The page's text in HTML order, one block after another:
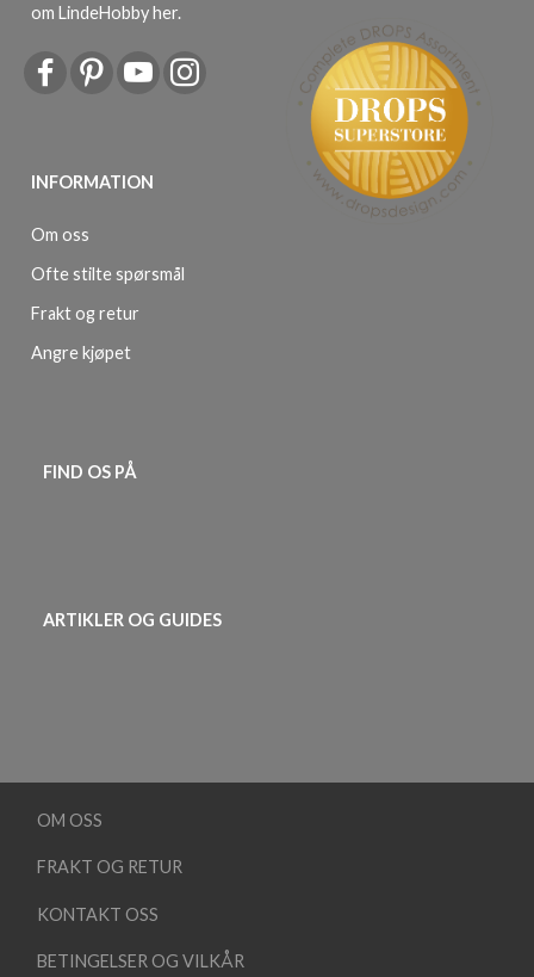
om LindeHobby her.
INFORMATION
Om oss
Ofte stilte spørsmål
Frakt og retur
Angre kjøpet
FIND OS PÅ
ARTIKLER OG GUIDES
OM OSS
FRAKT OG RETUR
KONTAKT OSS
BETINGELSER OG VILKÅR